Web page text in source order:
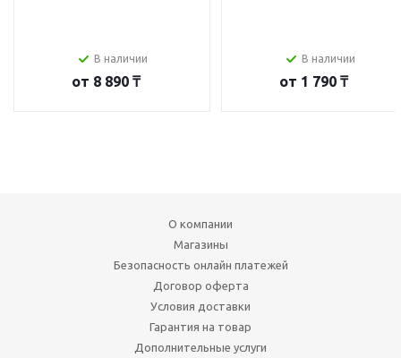
В наличии
от 8 890 ₸
В наличии
от 1 790 ₸
О компании
Магазины
Безопасность онлайн платежей
Договор оферта
Условия доставки
Гарантия на товар
Дополнительные услуги